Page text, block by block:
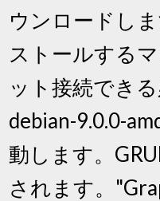
ウンロードし
ストールする
ット接続でき
debian-9.0.0-
動します。
されます。